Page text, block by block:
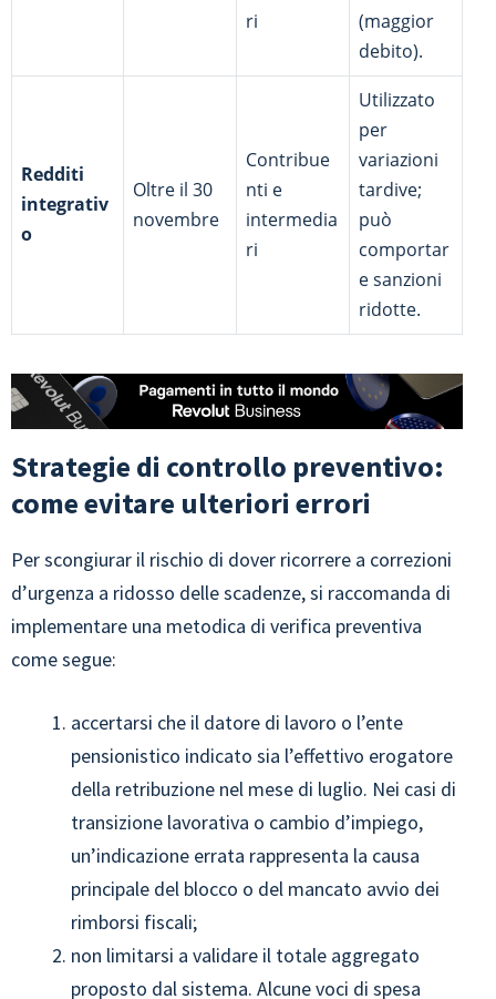
ri
(maggior
debito).
Redditi
integrativ
o
Oltre il 30
novembre
Contribue
nti e
intermedia
ri
Utilizzato
per
variazioni
tardive;
può
comportar
e sanzioni
ridotte.
Strategie di controllo preventivo:
come evitare ulteriori errori
Per scongiurar il rischio di dover ricorrere a correzioni
d’urgenza a ridosso delle scadenze, si raccomanda di
implementare una metodica di verifica preventiva
come segue:
accertarsi che il datore di lavoro o l’ente
pensionistico indicato sia l’effettivo erogatore
della retribuzione nel mese di luglio. Nei casi di
transizione lavorativa o cambio d’impiego,
un’indicazione errata rappresenta la causa
principale del blocco o del mancato avvio dei
rimborsi fiscali;
non limitarsi a validare il totale aggregato
proposto dal sistema. Alcune voci di spesa